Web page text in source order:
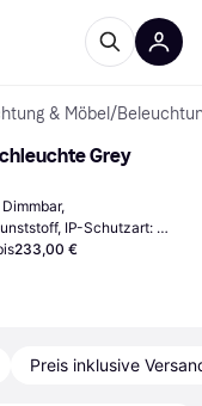
& Möbel /
Grey
IP-Schutzart:
233,00 €
Preis inklusive